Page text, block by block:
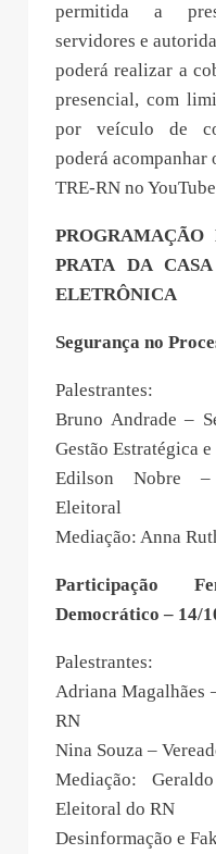
permitida a
servidores e
poderá realizar a
presencial, com
por veículo de
poderá acompanhar
TRE-RN no
PRATA DA
ELETRÔNICA
Segurança no
Palestrantes:
Bruno Andrade –
Gestão Estratégica
Edilson Nobre –
Eleitoral
Mediação: Anna
Participação
Democrático – 14/
Palestrantes:
Adriana Magalhães
RN
Nina Souza –
Mediação:
Eleitoral do RN
Desinformação e